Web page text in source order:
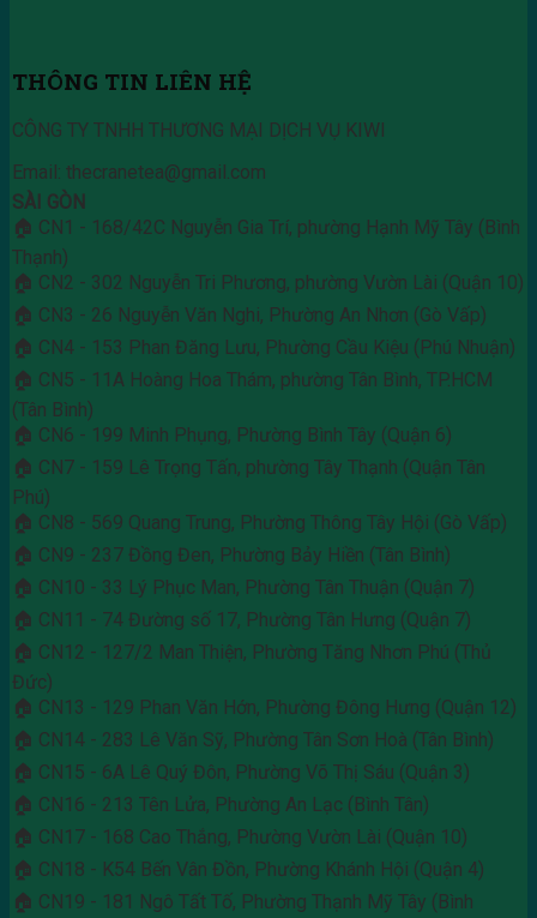
THÔNG TIN LIÊN HỆ
CÔNG TY TNHH THƯƠNG MẠI DỊCH VỤ KIWI
Email: thecranetea@gmail.com
SÀI GÒN
🏠 CN1 - 168/42C Nguyễn Gia Trí, phường Hạnh Mỹ Tây (Bình
Thạnh)
🏠 CN2 - 302 Nguyễn Tri Phương, phường Vườn Lài (Quận 10)
🏠 CN3 - 26 Nguyễn Văn Nghi, Phường An Nhơn (Gò Vấp)
🏠 CN4 - 153 Phan Đăng Lưu, Phường Cầu Kiệu (Phú Nhuận)
🏠 CN5 - 11A Hoàng Hoa Thám, phường Tân Bình, TP.HCM
(Tân Bình)
🏠 CN6 - 199 Minh Phụng, Phường Bình Tây (Quận 6)
🏠 CN7 - 159 Lê Trọng Tấn, phường Tây Thạnh (Quận Tân
Phú)
🏠 CN8 - 569 Quang Trung, Phường Thông Tây Hội (Gò Vấp)
🏠 CN9 - 237 Đồng Đen, Phường Bảy Hiền (Tân Bình)
🏠 CN10 - 33 Lý Phục Man, Phường Tân Thuận (Quận 7)
🏠 CN11 - 74 Đường số 17, Phường Tân Hưng (Quận 7)
🏠 CN12 - 127/2 Man Thiện, Phường Tăng Nhơn Phú (Thủ
Đức)
🏠 CN13 - 129 Phan Văn Hớn, Phường Đông Hưng (Quận 12)
🏠 CN14 - 283 Lê Văn Sỹ, Phường Tân Sơn Hoà (Tân Bình)
🏠 CN15 - 6A Lê Quý Đôn, Phường Võ Thị Sáu (Quận 3)
🏠 CN16 - 213 Tên Lửa, Phường An Lạc (Bình Tân)
🏠 CN17 - 168 Cao Thắng, Phường Vườn Lài (Quận 10)
🏠 CN18 - K54 Bến Vân Đồn, Phường Khánh Hội (Quận 4)
🏠 CN19 - 181 Ngô Tất Tố, Phường Thạnh Mỹ Tây (Bình